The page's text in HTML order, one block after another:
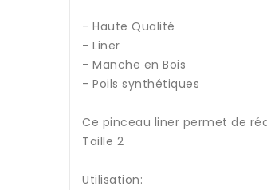
- Haute Qualité
- Liner
- Manche en Bois
- Poils synthétiques
Ce pinceau liner permet de
Taille 2
Utilisation: